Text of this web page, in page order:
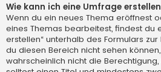
Wie kann ich eine Umfrage
Wenn du ein neues Thema eröffnest
eines Themas bearbeitest, findest du
erstellen“ unterhalb des Formulars
du diesen Bereich nicht sehen
wahrscheinlich nicht die